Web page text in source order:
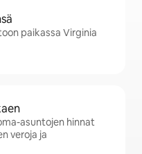
paikassa Virginia
asuntojen hinnat
veroja ja